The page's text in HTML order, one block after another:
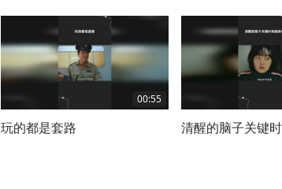
00:55
玩的都是套路 清醒的脑子关键